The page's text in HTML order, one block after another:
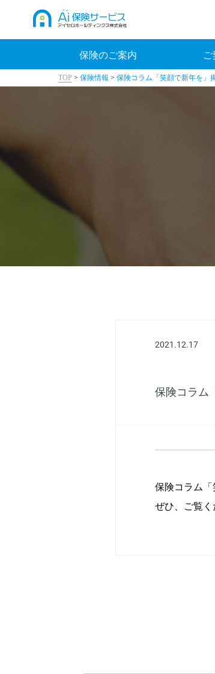
保険のご案内
TOP > 保険情報 > 保険コラム「笑顔で新年を」
2021.12.17
保険コラム
保険コラム「
ぜひ、ご覧く